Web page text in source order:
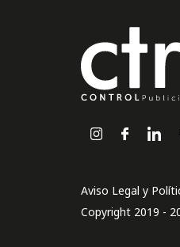
Aviso Legal y
Copyright 2019 -